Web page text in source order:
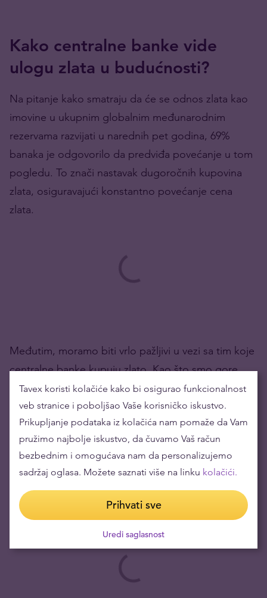
Kako centralne banke vide
ulogu zlata u budućnosti?
Na pitanje kako smatraju da će se odnos zlata kao
imovine u ukupnim globalnim međunarodnim
rezervama razvijati u narednih pet godina, 69%
banaka je odgovorilo da predviđa povećanje u tom
pogledu. To znači nastavak dugoročnih kupovina
zlata, osiguravajući konstantno povećanje cena
zlata.
Međutim, moramo biti vrlo pažljivi u vezi sa tim koje
centralne banke kupuju zlato. Kao što smo gore
pomenuli,trend kupovine pretežno je na Istoku,
sa Turskom i Kinom kao liderima u ovom aspektu.
Na rok od 12 meseci,29% anketiranih banaka je
odgovorilo da očekuju povećanje svojih zlatnih
rezervi. Ovaj procenat je najviši otkako je Svetski
savet za zlato započeo sprovođenje ove ankete
2018. godine.
Tavex koristi kolačiće kako bi osigurao funkcionalnost
veb stranice i poboljšao Vaše korisničko iskustvo.
Prikupljanje podataka iz kolačića nam pomaže da Vam
pružimo najbolje iskustvo, da čuvamo Vaš račun
bezbednim i omogućava nam da personalizujemo
sadržaj oglasa. Možete saznati više na linku kolačići.
Prihvati sve
Uredi saglasnost